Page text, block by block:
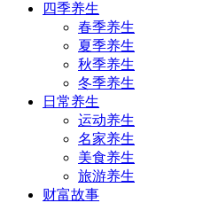
四季养生
春季养生
夏季养生
秋季养生
冬季养生
日常养生
运动养生
名家养生
美食养生
旅游养生
财富故事